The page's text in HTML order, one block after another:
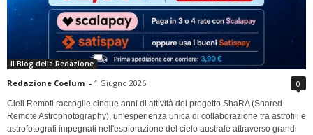
Il Blog della Redazione
Redazione Coelum - 1 Giugno 2026 0
Cieli Remoti raccoglie cinque anni di attività del progetto ShaRA (Shared
Remote Astrophotography), un'esperienza unica di collaborazione tra astrofili e
astrofotografi impegnati nell'esplorazione del cielo australe attraverso grandi